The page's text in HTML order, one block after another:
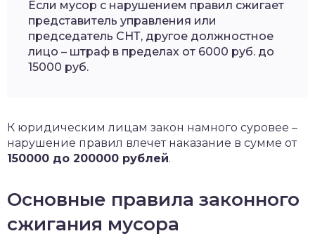
Если мусор с нарушением правил сжигает
представитель управления или
председатель СНТ, другое должностное
лицо – штраф в пределах от 6000 руб. до
15000 руб.
К юридическим лицам закон намного суровее –
нарушение правил влечет наказание в сумме от
150000 до 200000 рублей.
Основные правила законного
сжигания мусора